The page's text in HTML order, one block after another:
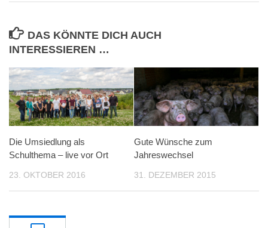
DAS KÖNNTE DICH AUCH
INTERESSIEREN …
Die Umsiedlung als
Schulthema – live vor Ort
23. OKTOBER 2016
Gute Wünsche zum
Jahreswechsel
31. DEZEMBER 2015